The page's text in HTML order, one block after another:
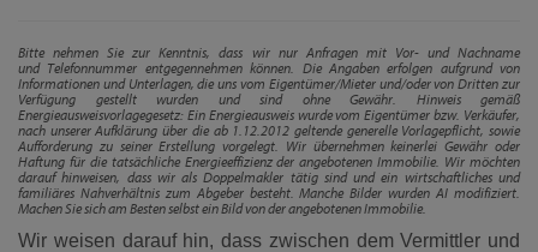
Bitte nehmen Sie zur Kenntnis, dass wir nur Anfragen mit Vor- und Nachname
und Telefonnummer entgegennehmen können. Die Angaben erfolgen aufgrund von
Informationen und Unterlagen, die uns vom Eigentümer/Mieter und/oder von Dritten zur
Verfügung gestellt wurden und sind ohne Gewähr. Hinweis gemäß
Energieausweisvorlagegesetz: Ein Energieausweis wurde vom Eigentümer bzw. Verkäufer,
nach unserer Aufklärung über die ab 1.12.2012 geltende generelle Vorlagepflicht, sowie
Aufforderung zu seiner Erstellung vorgelegt. Wir übernehmen keinerlei Gewähr oder
Haftung für die tatsächliche Energieeffizienz der angebotenen Immobilie. Wir möchten
darauf hinweisen, dass wir als Doppelmakler tätig sind und ein wirtschaftliches und
familiäres Nahverhältnis zum Abgeber besteht. Manche Bilder wurden AI modifiziert.
Machen Sie sich am Besten selbst ein Bild von der angebotenen Immobilie.
Wir weisen darauf hin, dass zwischen dem Vermittler und